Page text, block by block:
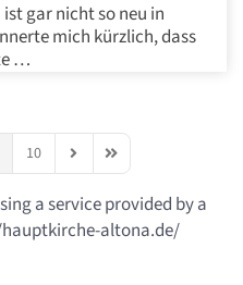
gar nicht so neu in
mich kürzlich, dass
…
10 Next PageLast Page
a service provided by a
altona.de/